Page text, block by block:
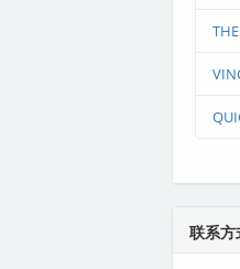
联系方